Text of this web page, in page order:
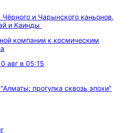
и Чарынского каньонов,
и Каинды
компании к космическим
авг в 05:15